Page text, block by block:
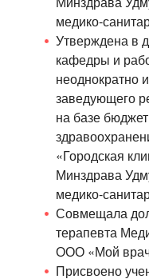
медико-
Утверждена в
кафедры и
неоднократно
заведующего
на базе
«Городская
Минздрава
медико-
Совмещала
терапевта
ООО «Мой
Присвоено